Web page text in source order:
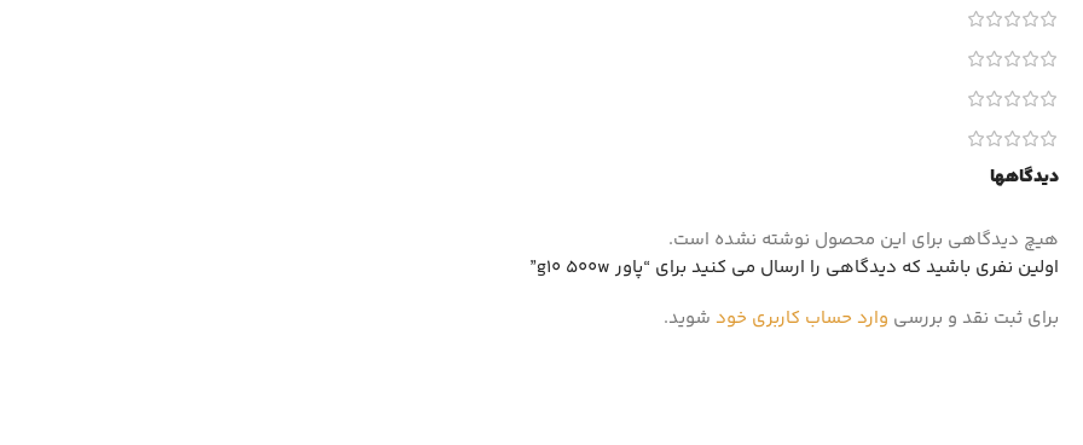
دیدگاهها
هیچ دیدگاهی برای این محصول نوشته نشده است.
اولین نفری باشید که دیدگاهی را ارسال می کنید برای “پاور g10 500w”
برای ثبت نقد و بررسی وارد حساب کاربری خود شوید.